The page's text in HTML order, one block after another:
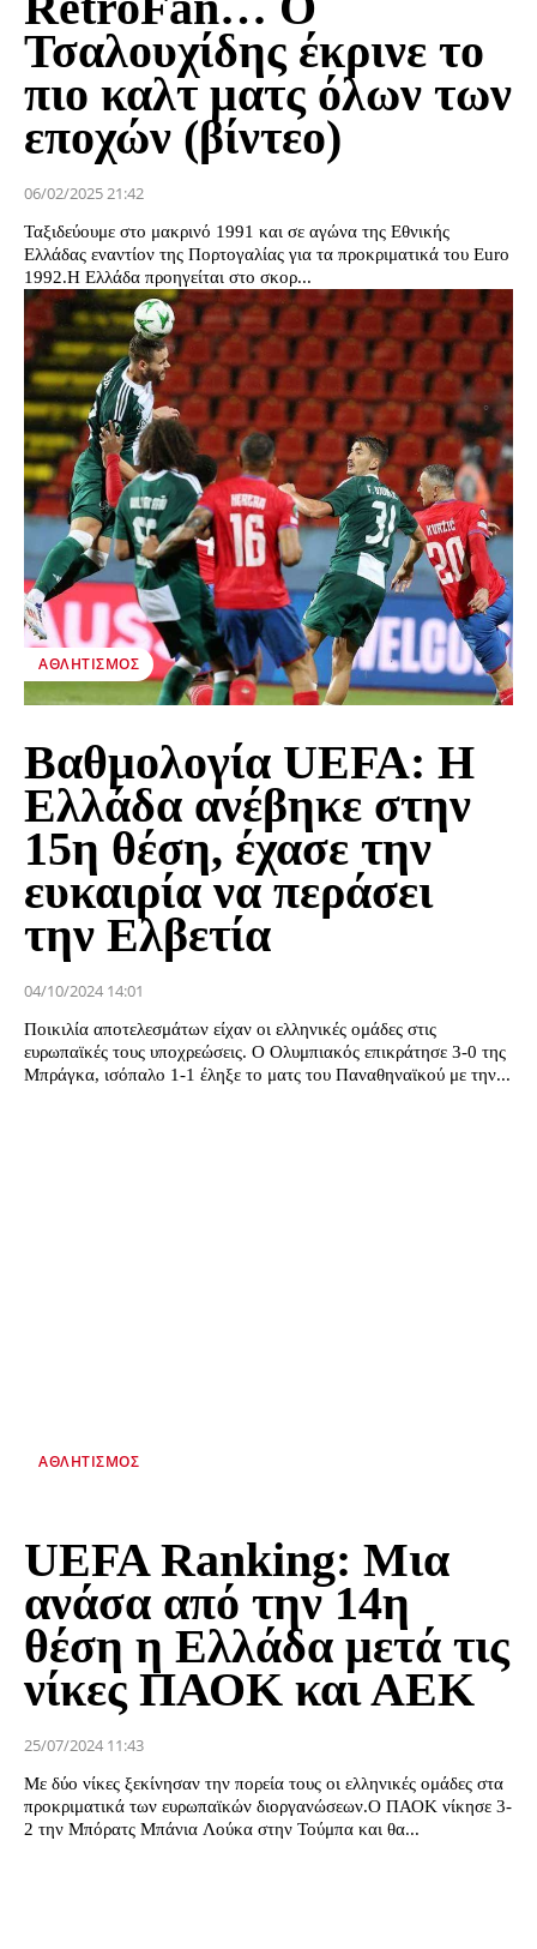
Τσαλουχίδης έκρινε το
πιο καλτ ματς όλων των
εποχών (βίντεο)
06/02/2025 21:42
Ταξιδεύουμε στο μακρινό 1991 και σε αγώνα της Εθνικής
Ελλάδας εναντίον της Πορτογαλίας για τα προκριματικά του Euro
1992.Η Ελλάδα προηγείται στο σκορ...
ΑΘΛΗΤΙΣΜΌΣ
Βαθμολογία UEFA: Η
Ελλάδα ανέβηκε στην
15η θέση, έχασε την
ευκαιρία να περάσει
την Ελβετία
04/10/2024 14:01
Ποικιλία αποτελεσμάτων είχαν οι ελληνικές ομάδες στις
ευρωπαϊκές τους υποχρεώσεις. Ο Ολυμπιακός επικράτησε 3-0 της
Μπράγκα, ισόπαλο 1-1 έληξε το ματς του Παναθηναϊκού με την...
ΑΘΛΗΤΙΣΜΌΣ
UEFA Ranking: Μια
ανάσα από την 14η
θέση η Ελλάδα μετά τις
νίκες ΠΑΟΚ και ΑΕΚ
25/07/2024 11:43
Με δύο νίκες ξεκίνησαν την πορεία τους οι ελληνικές ομάδες στα
προκριματικά των ευρωπαϊκών διοργανώσεων.Ο ΠΑΟΚ νίκησε 3-
2 την Μπόρατς Μπάνια Λούκα στην Τούμπα και θα...